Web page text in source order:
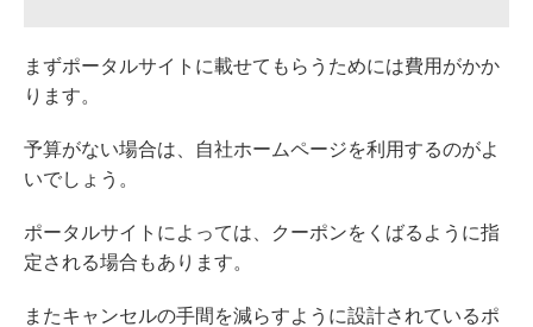
まずポータルサイトに載せてもらうためには費用がかか
ります。
予算がない場合は、自社ホームページを利用するのがよ
いでしょう。
ポータルサイトによっては、クーポンをくばるように指
定される場合もあります。
またキャンセルの手間を減らすように設計されているポ